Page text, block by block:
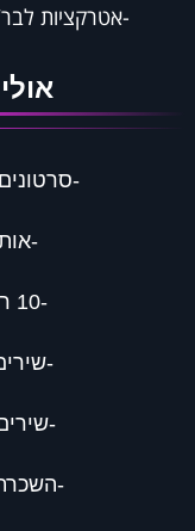
-אטרקציות לבר/ת מצווה​​​​​​
-ס
-
-10 רעיונות להצעת נישואין
-שירים
​​​​​​​-
-השכרת